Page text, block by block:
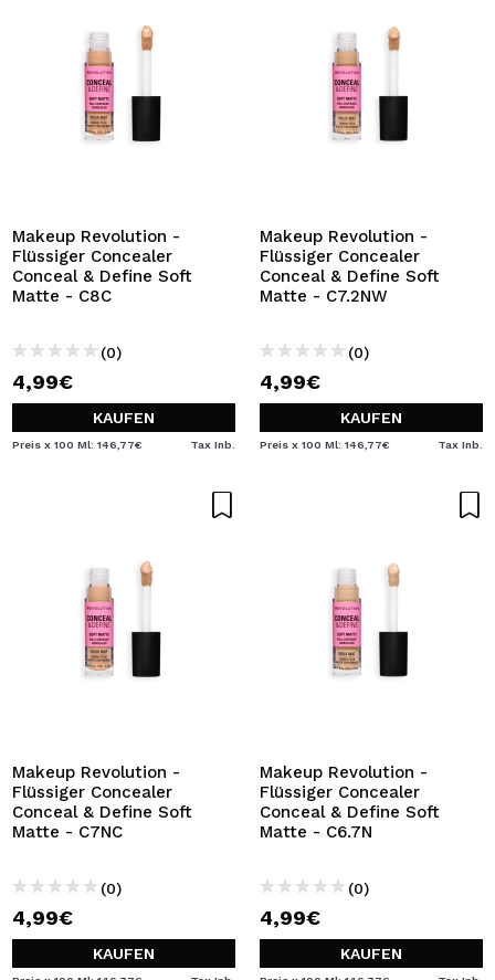
Makeup Revolution -
Flüssiger Concealer
Conceal & Define Soft
Matte - C8C
(0)
4,99€
KAUFEN
Preis x 100 Ml: 146,77€ Tax Inb.
Makeup Revolution -
Flüssiger Concealer
Conceal & Define Soft
Matte - C7.2NW
(0)
4,99€
KAUFEN
Preis x 100 Ml: 146,77€ Tax Inb.
Makeup Revolution -
Flüssiger Concealer
Conceal & Define Soft
Matte - C7NC
(0)
4,99€
KAUFEN
Makeup Revolution -
Flüssiger Concealer
Conceal & Define Soft
Matte - C6.7N
(0)
4,99€
KAUFEN